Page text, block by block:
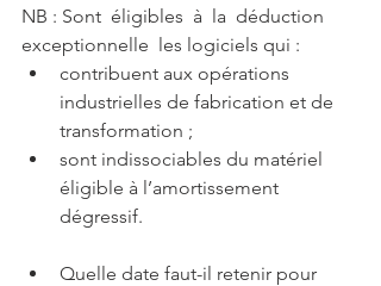
NB : Sont  éligibles  à  la  déduction
exceptionnelle  les logiciels qui :
contribuent aux opérations
industrielles de fabrication et de
transformation ;
sont indissociables du matériel
éligible à l’amortissement
dégressif.
Quelle date faut-il retenir pour